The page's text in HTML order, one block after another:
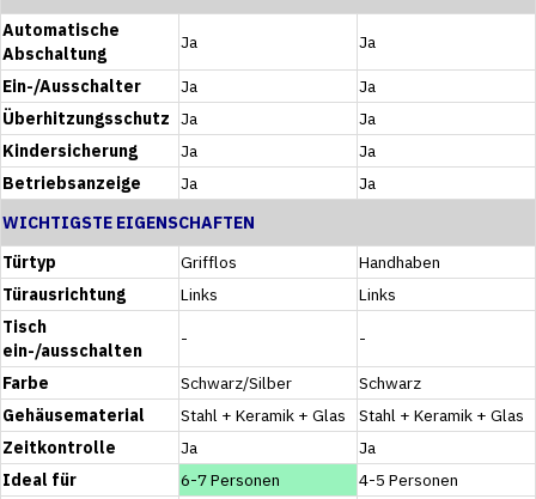
Automatische
Abschaltung
Ja Ja
Ein-/Ausschalter Ja
Ja
Überhitzungsschutz Ja
Ja
Kindersicherung
Ja
Ja
Betriebsanzeige
Ja
Ja
WICHTIGSTE EIGENSCHAFTEN
Türtyp
Grifflos
Handhaben
Türausrichtung
Links
Links
Tisch
ein-/ausschalten
- -
Farbe Schwarz/Silber
Schwarz
Gehäusematerial
Stahl + Keramik + Glas
Stahl + Keramik + Glas
Zeitkontrolle
Ja
Ja
Ideal für
6-7 Personen
4-5 Personen